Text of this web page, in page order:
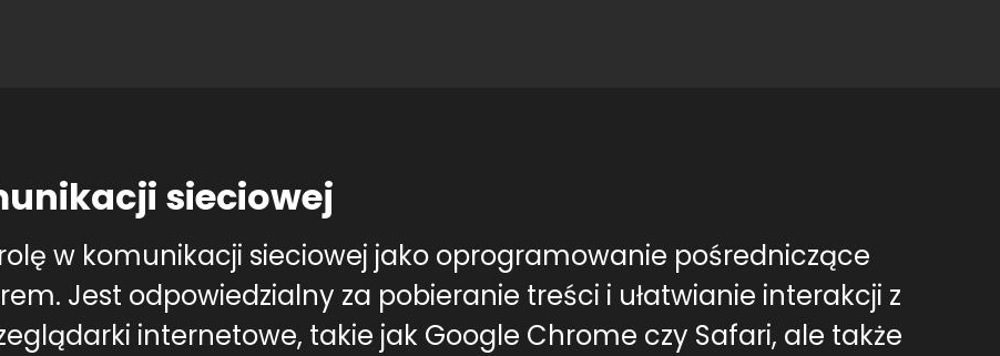
sieciowej
w komunikacji sieciowej jako oprogramowanie pośredniczące
Jest odpowiedzialny za pobieranie treści i ułatwianie interakcji z
internetowe, takie jak Google Chrome czy Safari, ale także